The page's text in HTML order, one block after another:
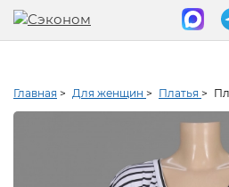
Главная > Для женщин > Платья >